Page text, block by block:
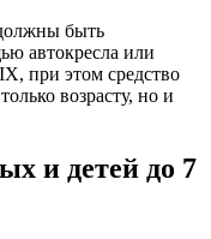
быть
автокресла или
при этом средство
возрасту, но и
и детей до 7